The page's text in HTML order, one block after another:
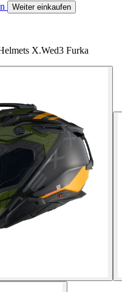
Weiter einkaufen
X.Wed3 Furka